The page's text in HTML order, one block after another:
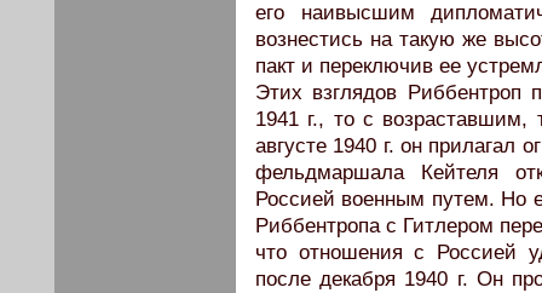
его наивысшим
вознестись на такую же
пакт и переключив ее
Этих взглядов Риббентроп
1941 г., то с
августе 1940 г. он прилагал
фельдмаршала Кейтеля
Россией военным путем. Но
Риббентропа с Гитлером
что отношения с Россией
после декабря 1940 г. Он